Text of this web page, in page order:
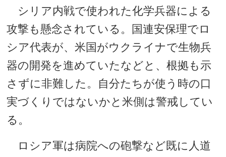
シリア内戦で使われた化学兵器による
攻撃も懸念されている。国連安保理でロ
シア代表が、米国がウクライナで生物兵
器の開発を進めていたなどと、根拠も示
さずに非難した。自分たちが使う時の口
実づくりではないかと米側は警戒してい
る。
ロシア軍は病院への砲撃など既に人道